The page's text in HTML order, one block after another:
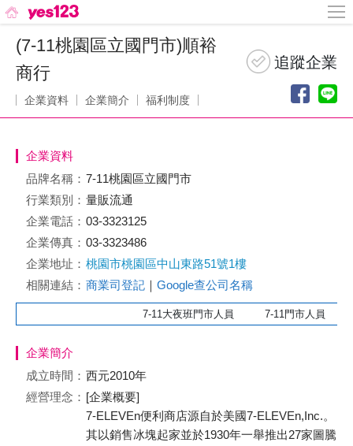
(7-11桃園區立國門市)順裕
商行
企業資料 企業簡介 福利制度
企業資料
品牌名稱： 7-11桃園區立國門市
行業類別： 量販流通
企業電話： 03-3323125
企業傳真： 03-3323486
企業地址： 桃園市桃園區中山東路51號1樓
相關連結： 商業司登記 ｜ Google查公司名稱
7-11大夜班門市人員 7-11門市人員 7-
企業簡介
成立時間： 西元2010年
經營理念： [企業概要]
7-ELEVEn便利商店源自於美國7-ELEVEn,Inc.。
其以銷售冰塊起家並於1930年一舉推出27家圖騰